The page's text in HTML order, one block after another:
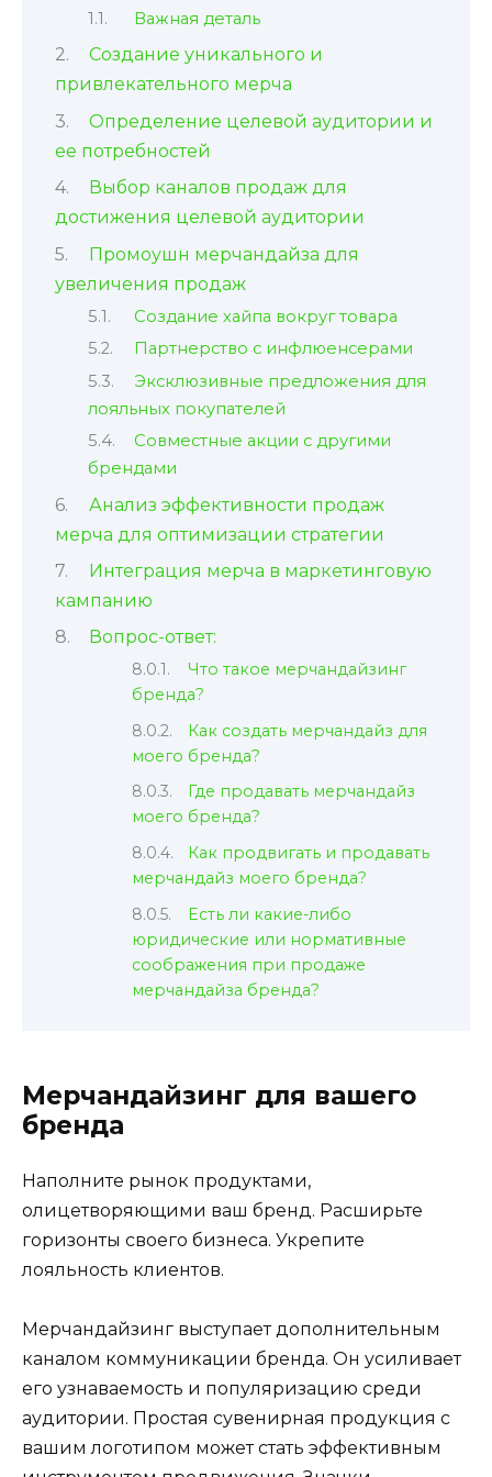
Важная деталь
Создание уникального и
привлекательного мерча
Определение целевой аудитории и
ее потребностей
Выбор каналов продаж для
достижения целевой аудитории
Промоушн мерчандайза для
увеличения продаж
Создание хайпа вокруг товара
Партнерство с инфлюенсерами
Эксклюзивные предложения для
лояльных покупателей
Совместные акции с другими
брендами
Анализ эффективности продаж
мерча для оптимизации стратегии
Интеграция мерча в маркетинговую
кампанию
Вопрос-ответ:
Что такое мерчандайзинг
бренда?
Как создать мерчандайз для
моего бренда?
Где продавать мерчандайз
моего бренда?
Как продвигать и продавать
мерчандайз моего бренда?
Есть ли какие-либо
юридические или нормативные
соображения при продаже
мерчандайза бренда?
Мерчандайзинг для вашего
бренда
Наполните рынок продуктами,
олицетворяющими ваш бренд. Расширьте
горизонты своего бизнеса. Укрепите
лояльность клиентов.
Мерчандайзинг выступает дополнительным
каналом коммуникации бренда. Он усиливает
его узнаваемость и популяризацию среди
аудитории. Простая сувенирная продукция с
вашим логотипом может стать эффективным